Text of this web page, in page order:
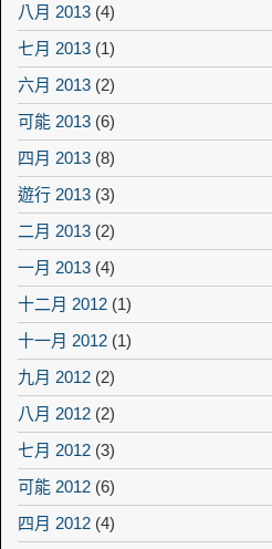
八月 2013 (4)
七月 2013 (1)
六月 2013 (2)
可能 2013 (6)
四月 2013 (8)
遊行 2013 (3)
二月 2013 (2)
一月 2013 (4)
十二月 2012 (1)
十一月 2012 (1)
九月 2012 (2)
八月 2012 (2)
七月 2012 (3)
可能 2012 (6)
四月 2012 (4)